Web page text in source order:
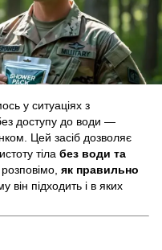
у ситуаціях з
доступу до води —
Цей засіб дозволяє
тіла без води та
як правильно
він підходить і в яких